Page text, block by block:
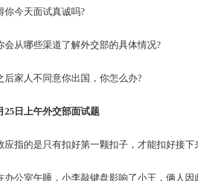
你今天面试真诚吗?
会从哪些渠道了解外交部的具体情况?
后家人不同意你出国，你怎么办?
25日上午外交部面试题
应指的是只有扣好第一颗扣子，才能扣好接下
办公室午睡，小李敲键盘影响了小王，俩人